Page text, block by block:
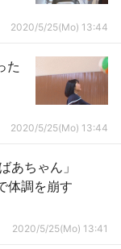
2020/5/25(Mo) 13:44
た
2020/5/25(Mo) 13:44
あちゃん」
体調を崩す
2020/5/25(Mo) 13:41